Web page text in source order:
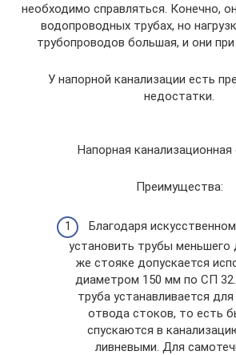
необходимо справляться. Конечно,
водопроводных трубах, но
трубопроводов большая, и они
У напорной канализации есть
недостатки.
Напорная канализационная
Преимущества:
Благодаря
установить трубы
же стояке допускается
диаметром 150 мм по СП
труба устанавливается
отвода стоков, то есть
спускаются в
ливневыми. Для